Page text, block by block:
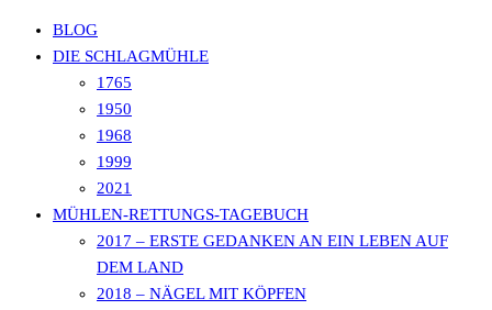
LAUTERBACH
BLOG
DIE SCHLAGMÜHLE
1765
1950
1968
1999
2021
MÜHLEN-RETTUNGS-TAGEBUCH
2017 – ERSTE GEDANKEN AN EIN LEBEN AUF
DEM LAND
2018 – NÄGEL MIT KÖPFEN